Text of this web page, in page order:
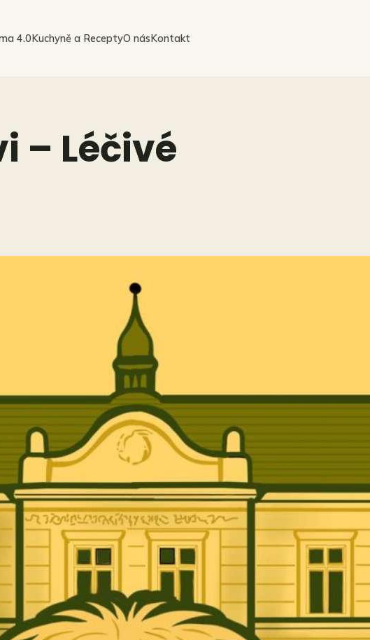
4.0Kuchyně a ReceptyO násKontakt
– Léčivé